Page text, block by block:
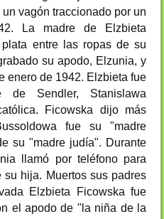
vagón traccionado por un
La madre de Elzbieta
entre las ropas de su
su apodo, Elzunia, y
enero de 1942. Elzbieta fue
Sendler, Stanislawa
Ficowska dijo más
fue su "madre
su "madre judía". Durante
llamó por teléfono para
hija. Muertos sus padres
Elzbieta Ficowska fue
el apodo de "la niña de la